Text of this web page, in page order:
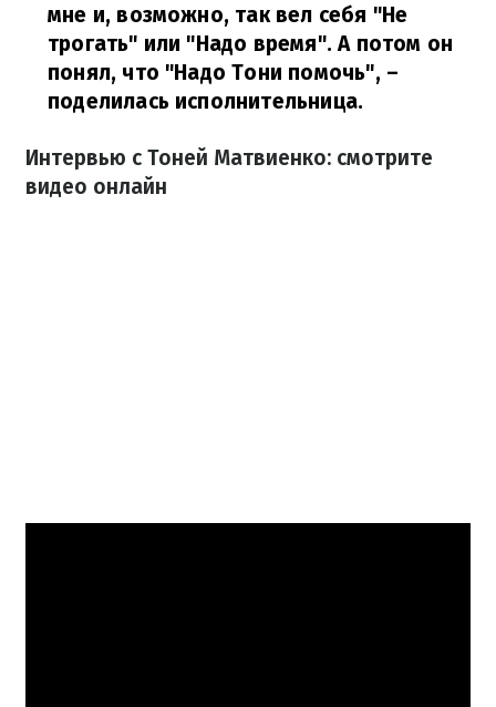
мне и, возможно, так вел себя "Не
трогать" или "Надо время". А потом он
понял, что "Надо Тони помочь", –
поделилась исполнительница.
Интервью с Тоней Матвиенко: смотрите
видео онлайн